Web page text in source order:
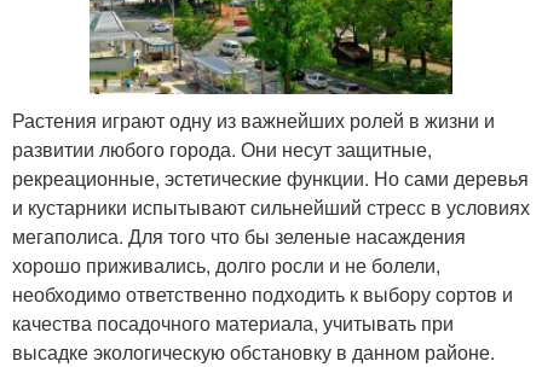
Растения играют одну из важнейших ролей в жизни и
развитии любого города. Они несут защитные,
рекреационные, эстетические функции. Но сами деревья
и кустарники испытывают сильнейший стресс в условиях
мегаполиса. Для того что бы зеленые насаждения
хорошо приживались, долго росли и не болели,
необходимо ответственно подходить к выбору сортов и
качества посадочного материала, учитывать при
высадке экологическую обстановку в данном районе.